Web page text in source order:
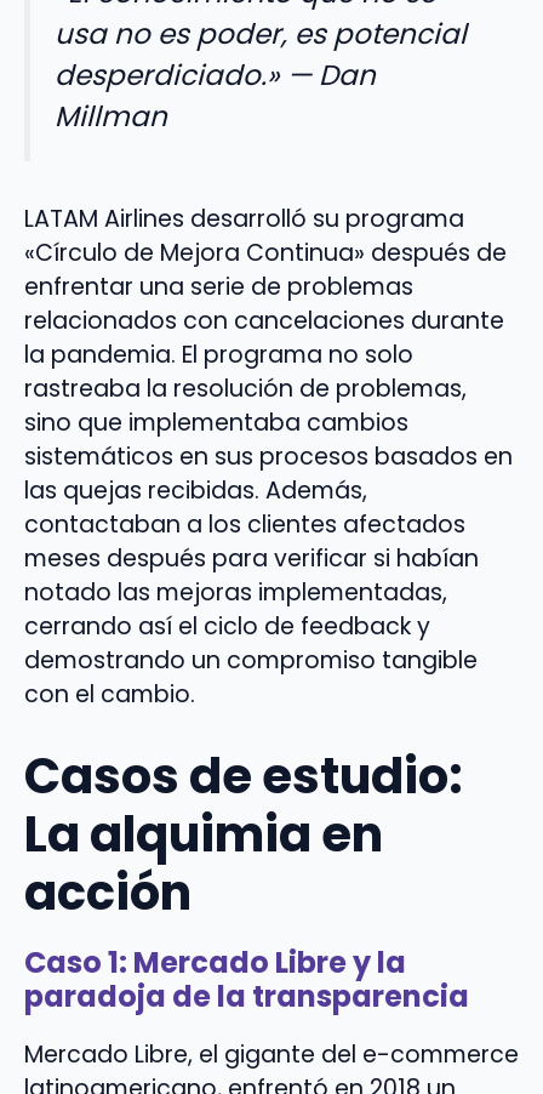
usa no es poder, es potencial
desperdiciado.» — Dan
Millman
LATAM Airlines desarrolló su programa
«Círculo de Mejora Continua» después de
enfrentar una serie de problemas
relacionados con cancelaciones durante
la pandemia. El programa no solo
rastreaba la resolución de problemas,
sino que implementaba cambios
sistemáticos en sus procesos basados en
las quejas recibidas. Además,
contactaban a los clientes afectados
meses después para verificar si habían
notado las mejoras implementadas,
cerrando así el ciclo de feedback y
demostrando un compromiso tangible
con el cambio.
Casos de estudio:
La alquimia en
acción
Caso 1: Mercado Libre y la
paradoja de la transparencia
Mercado Libre, el gigante del e-commerce